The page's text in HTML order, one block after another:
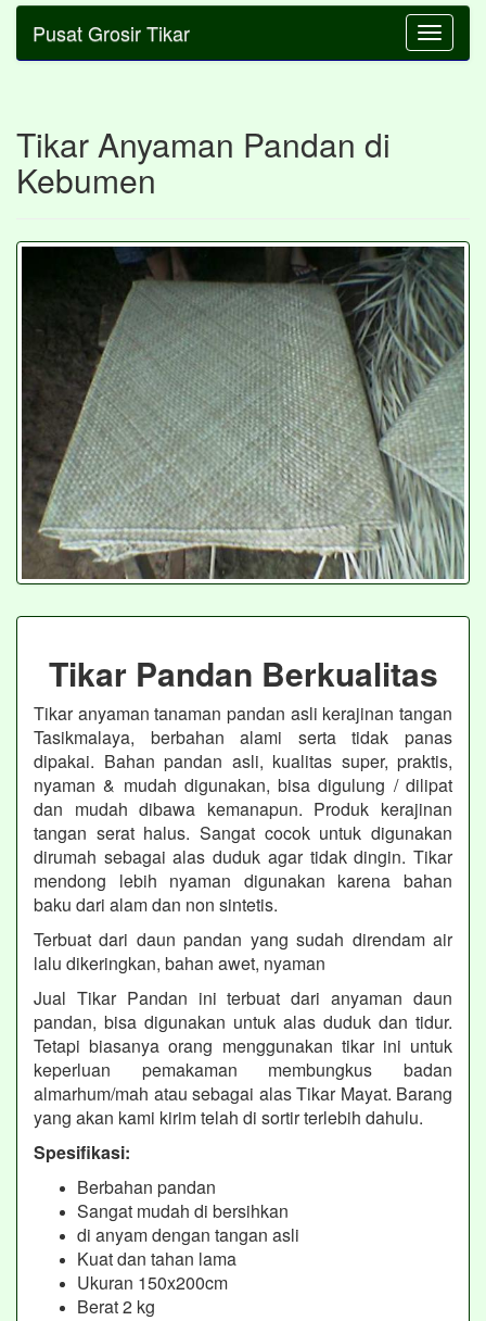
Toggle
Pusat Grosir Tikar
Tikar Anyaman Pandan di
Kebumen
Tikar Pandan Berkualitas
Tikar anyaman tanaman pandan asli kerajinan tangan
Tasikmalaya, berbahan alami serta tidak panas
dipakai. Bahan pandan asli, kualitas super, praktis,
nyaman & mudah digunakan, bisa digulung / dilipat
dan mudah dibawa kemanapun. Produk kerajinan
tangan serat halus. Sangat cocok untuk digunakan
dirumah sebagai alas duduk agar tidak dingin. Tikar
mendong lebih nyaman digunakan karena bahan
baku dari alam dan non sintetis.
Terbuat dari daun pandan yang sudah direndam air
lalu dikeringkan, bahan awet, nyaman
Jual Tikar Pandan ini terbuat dari anyaman daun
pandan, bisa digunakan untuk alas duduk dan tidur.
Tetapi biasanya orang menggunakan tikar ini untuk
keperluan pemakaman membungkus badan
almarhum/mah atau sebagai alas Tikar Mayat. Barang
yang akan kami kirim telah di sortir terlebih dahulu.
Spesifikasi:
Berbahan pandan
Sangat mudah di bersihkan
di anyam dengan tangan asli
Kuat dan tahan lama
Ukuran 150x200cm
Berat 2 kg